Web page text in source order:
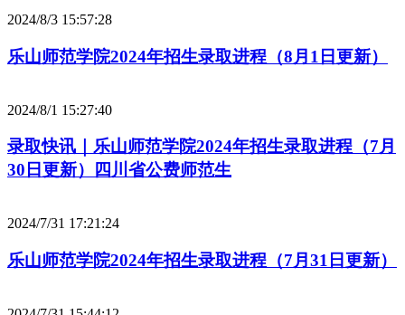
2024/8/3 15:57:28
乐山师范学院2024年招生录取进程（8月1日更新）
2024/8/1 15:27:40
录取快讯｜乐山师范学院2024年招生录取进程（7月
30日更新）四川省公费师范生
2024/7/31 17:21:24
乐山师范学院2024年招生录取进程（7月31日更新）